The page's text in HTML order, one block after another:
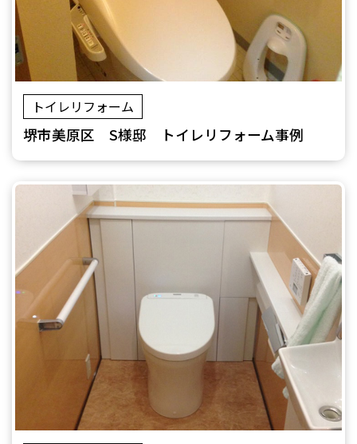
トイレリフォーム
堺市美原区 S様邸 トイレリフォーム事例